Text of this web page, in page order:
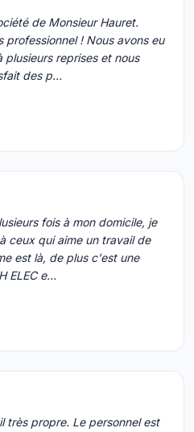
de Monsieur Hauret.
professionnel ! Nous avons eu
reprises et nous
des p…
fois à mon domicile, je
ceux qui aime un travail de
est là, de plus c'est une
ELEC e…
très propre. Le personnel est